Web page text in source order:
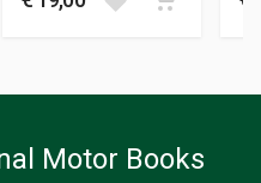
Motor Books